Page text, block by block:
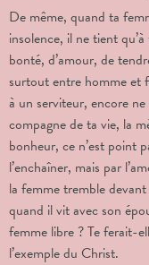
De même, quand ta
insolence, il ne tient
bonté, d’amour, de
surtout entre homme et
à un serviteur, encore
compagne de ta vie, la
bonheur, ce n’est point
l’enchaîner, mais par
la femme tremble
quand il vit avec son
femme libre ? Te ferait-
l’exemple du Christ.